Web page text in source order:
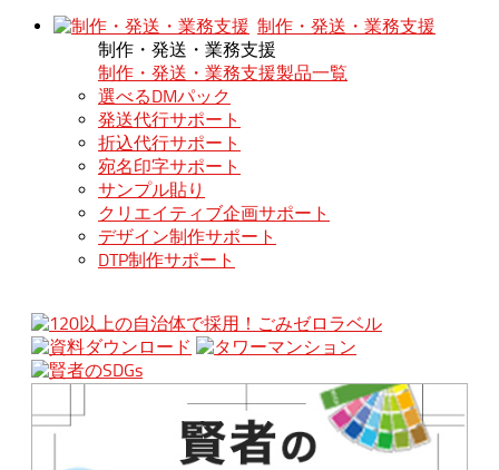
制作・発送・業務支援
制作・発送・業務支援
制作・発送・業務支援製品一覧
選べるDMパック
発送代行サポート
折込代行サポート
宛名印字サポート
サンプル貼り
クリエイティブ企画サポート
デザイン制作サポート
DTP制作サポート